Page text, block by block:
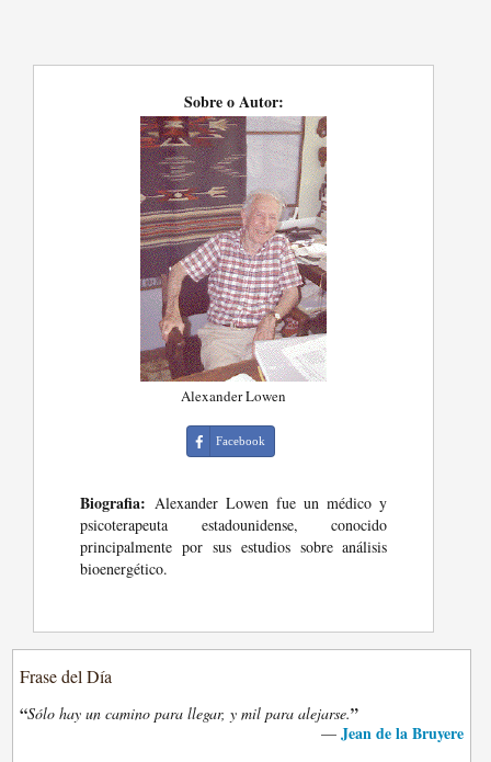
Sobre o Autor:
Alexander Lowen
Facebook
Biografia: Alexander Lowen fue un médico y
psicoterapeuta estadounidense, conocido
principalmente por sus estudios sobre análisis
bioenergético.
Frase del Día
“Sólo hay un camino para llegar, y mil para alejarse.”
— Jean de la Bruyere